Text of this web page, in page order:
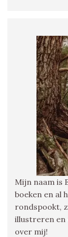
Mijn naam is
boeken en al
rondspookt,
illustreren en
over mij!